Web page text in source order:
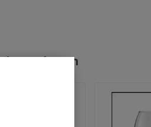
producten